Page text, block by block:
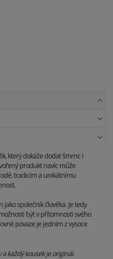
který dokáže dodat šmrnc i
produkt navíc může
tradicím a unikátnímu
společník člověka. Je tedy
být v přítomnosti svého
povaze je jedním z vysoce
každý kousek je originál.